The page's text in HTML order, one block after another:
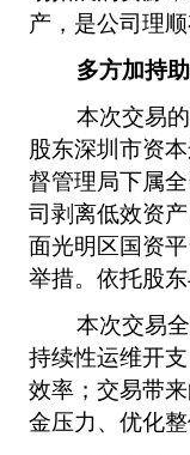
产，是公司理
多方加持
本次交易的
股东深圳市资
督管理局下属
司剥离低效资
面光明区国资
举措。依托股
本次交易全
持续性运维开
效率；交易带
金压力、优化